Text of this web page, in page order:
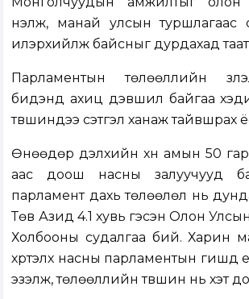
үнэлж, манай улсын туршлагаас
илэрхийлж байсныг дурдахад
Парламентын төлөөллийн
бидэнд ахиц дэвшил байгаа
түвшиндээ сэтгэл ханаж тайвшрах
Өнөөдөр дэлхийн хүн амын 50
аас доош насны залуучууд
парламент дахь төлөөлөл нь
Төв Азид 4.1 хувь гэсэн Олон
Холбооны судалгаа бий. Харин
хүртэлх насны парламентын гишүүд
эзэлж, төлөөллийн түвшин нь хэт